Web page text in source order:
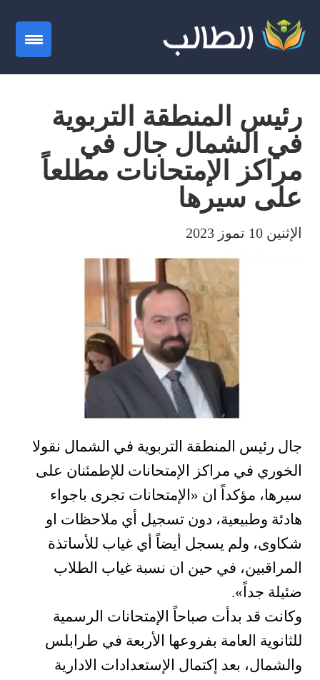
رئيس المنطقة التربوية
في الشمال جال في
مراكز الإمتحانات مطلعاً
على سيرها
الإثنين 10 تموز 2023
جال رئيس المنطقة التربوية في الشمال نقولا
الخوري في مراكز الإمتحانات للإطمئنان على
سيرها، مؤكداً ان «الإمتحانات تجرى باجواء
هادئة وطبيعية، دون تسجيل أي ملاحظات او
شكاوى، ولم يسجل أيضاً أي غياب للأساتذة
المراقبين، في حين ان نسبة غياب الطلاب
ضئيلة جداً».
وكانت قد بدأت صباحاً الإمتحانات الرسمية
للثانوية العامة بفروعها الأربعة في طرابلس
والشمال، بعد إكتمال الإستعدادات الادارية